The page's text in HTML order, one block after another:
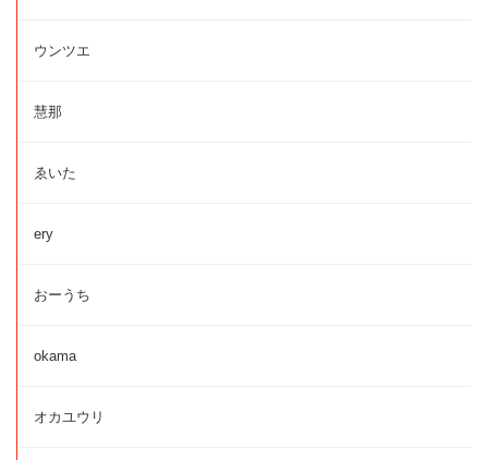
ウンツエ
慧那
ゑいた
ery
おーうち
okama
オカユウリ